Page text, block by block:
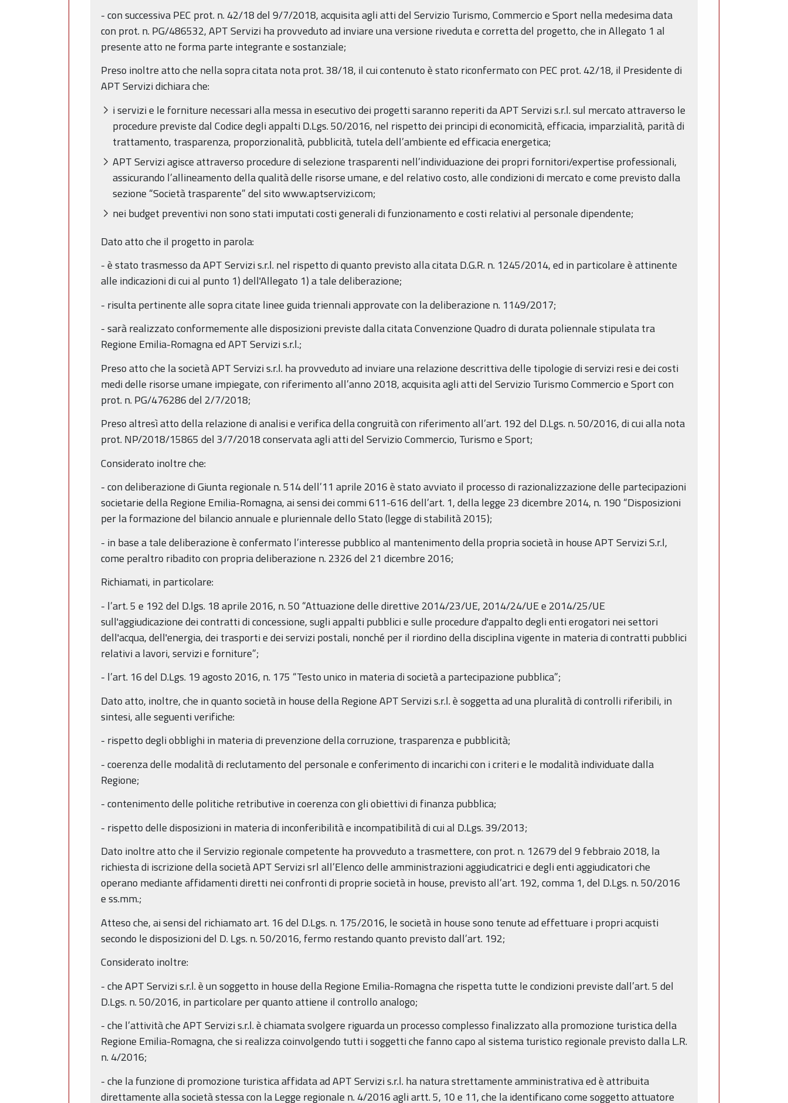
- con successiva PEC prot. n. 42/18 del 9/7/2018, acquisita agli atti del Servizio Turismo, Commercio e Sport nella medesima data
con prot. n. PG/486532, APT Servizi ha provveduto ad inviare una versione riveduta e corretta del progetto, che in Allegato 1 al
presente atto ne forma parte integrante e sostanziale;
Preso inoltre atto che nella sopra citata nota prot. 38/18, il cui contenuto è stato riconfermato con PEC prot. 42/18, il Presidente di
APT Servizi dichiara che:
i servizi e le forniture necessari alla messa in esecutivo dei progetti saranno reperiti da APT Servizi s.r.l. sul mercato attraverso le
procedure previste dal Codice degli appalti D.Lgs. 50/2016, nel rispetto dei principi di economicità, efficacia, imparzialità, parità di
trattamento, trasparenza, proporzionalità, pubblicità, tutela dell’ambiente ed efficacia energetica;
APT Servizi agisce attraverso procedure di selezione trasparenti nell’individuazione dei propri fornitori/expertise professionali,
assicurando l’allineamento della qualità delle risorse umane, e del relativo costo, alle condizioni di mercato e come previsto dalla
sezione “Società trasparente” del sito www.aptservizi.com;
nei budget preventivi non sono stati imputati costi generali di funzionamento e costi relativi al personale dipendente;
Dato atto che il progetto in parola:
- è stato trasmesso da APT Servizi s.r.l. nel rispetto di quanto previsto alla citata D.G.R. n. 1245/2014, ed in particolare è attinente
alle indicazioni di cui al punto 1) dell'Allegato 1) a tale deliberazione;
- risulta pertinente alle sopra citate linee guida triennali approvate con la deliberazione n. 1149/2017;
- sarà realizzato conformemente alle disposizioni previste dalla citata Convenzione Quadro di durata poliennale stipulata tra
Regione Emilia-Romagna ed APT Servizi s.r.l.;
Preso atto che la società APT Servizi s.r.l. ha provveduto ad inviare una relazione descrittiva delle tipologie di servizi resi e dei costi
medi delle risorse umane impiegate, con riferimento all’anno 2018, acquisita agli atti del Servizio Turismo Commercio e Sport con
prot. n. PG/476286 del 2/7/2018;
Preso altresì atto della relazione di analisi e verifica della congruità con riferimento all’art. 192 del D.Lgs. n. 50/2016, di cui alla nota
prot. NP/2018/15865 del 3/7/2018 conservata agli atti del Servizio Commercio, Turismo e Sport;
Considerato inoltre che:
- con deliberazione di Giunta regionale n. 514 dell’11 aprile 2016 è stato avviato il processo di razionalizzazione delle partecipazioni
societarie della Regione Emilia-Romagna, ai sensi dei commi 611-616 dell’art. 1, della legge 23 dicembre 2014, n. 190 “Disposizioni
per la formazione del bilancio annuale e pluriennale dello Stato (legge di stabilità 2015);
- in base a tale deliberazione è confermato l’interesse pubblico al mantenimento della propria società in house APT Servizi S.r.l,
come peraltro ribadito con propria deliberazione n. 2326 del 21 dicembre 2016;
Richiamati, in particolare:
- l’art. 5 e 192 del D.lgs. 18 aprile 2016, n. 50 “Attuazione delle direttive 2014/23/UE, 2014/24/UE e 2014/25/UE
sull'aggiudicazione dei contratti di concessione, sugli appalti pubblici e sulle procedure d'appalto degli enti erogatori nei settori
dell'acqua, dell'energia, dei trasporti e dei servizi postali, nonché per il riordino della disciplina vigente in materia di contratti pubblici
relativi a lavori, servizi e forniture”;
- l’art. 16 del D.Lgs. 19 agosto 2016, n. 175 “Testo unico in materia di società a partecipazione pubblica”;
Dato atto, inoltre, che in quanto società in house della Regione APT Servizi s.r.l. è soggetta ad una pluralità di controlli riferibili, in
sintesi, alle seguenti verifiche:
- rispetto degli obblighi in materia di prevenzione della corruzione, trasparenza e pubblicità;
- coerenza delle modalità di reclutamento del personale e conferimento di incarichi con i criteri e le modalità individuate dalla
Regione;
- contenimento delle politiche retributive in coerenza con gli obiettivi di finanza pubblica;
- rispetto delle disposizioni in materia di inconferibilità e incompatibilità di cui al D.Lgs. 39/2013;
Dato inoltre atto che il Servizio regionale competente ha provveduto a trasmettere, con prot. n. 12679 del 9 febbraio 2018, la
richiesta di iscrizione della società APT Servizi srl all’Elenco delle amministrazioni aggiudicatrici e degli enti aggiudicatori che
operano mediante affidamenti diretti nei confronti di proprie società in house, previsto all’art. 192, comma 1, del D.Lgs. n. 50/2016
e ss.mm.;
Atteso che, ai sensi del richiamato art. 16 del D.Lgs. n. 175/2016, le società in house sono tenute ad effettuare i propri acquisti
secondo le disposizioni del D. Lgs. n. 50/2016, fermo restando quanto previsto dall’art. 192;
Considerato inoltre:
- che APT Servizi s.r.l. è un soggetto in house della Regione Emilia-Romagna che rispetta tutte le condizioni previste dall’art. 5 del
D.Lgs. n. 50/2016, in particolare per quanto attiene il controllo analogo;
- che l’attività che APT Servizi s.r.l. è chiamata svolgere riguarda un processo complesso finalizzato alla promozione turistica della
Regione Emilia-Romagna, che si realizza coinvolgendo tutti i soggetti che fanno capo al sistema turistico regionale previsto dalla L.R.
n. 4/2016;
- che la funzione di promozione turistica affidata ad APT Servizi s.r.l. ha natura strettamente amministrativa ed è attribuita
direttamente alla società stessa con la Legge regionale n. 4/2016 agli artt. 5, 10 e 11, che la identificano come soggetto attuatore